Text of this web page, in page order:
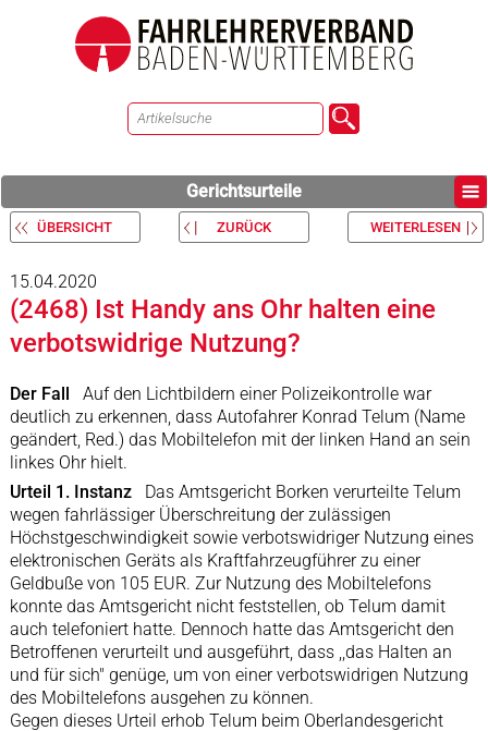
Gerichtsurteile
ÜBERSICHT ZURÜCK WEITERLESEN
15.04.2020
(2468) Ist Handy ans Ohr halten eine
verbotswidrige Nutzung?
Der Fall
Auf den Lichtbildern einer Polizeikontrolle war
deutlich zu erkennen, dass Autofahrer Konrad Telum (Name
geändert, Red.) das Mobiltelefon mit der linken Hand an sein
linkes Ohr hielt.
Urteil 1. InstanzDas Amtsgericht Borken verurteilte Telum
wegen fahrlässiger Überschreitung der zulässigen
Höchstgeschwindigkeit sowie verbotswidriger Nutzung eines
elektronischen Geräts als Kraftfahrzeugführer zu einer
Geldbuße von 105 EUR. Zur Nutzung des Mobiltelefons
konnte das Amtsgericht nicht feststellen, ob Telum damit
auch telefoniert hatte. Dennoch hatte das Amtsgericht den
Betroffenen verurteilt und ausgeführt, dass ,,das Halten an
und für sich" genüge, um von einer verbotswidrigen Nutzung
des Mobiltelefons ausgehen zu können.
Gegen dieses Urteil erhob Telum beim Oberlandesgericht